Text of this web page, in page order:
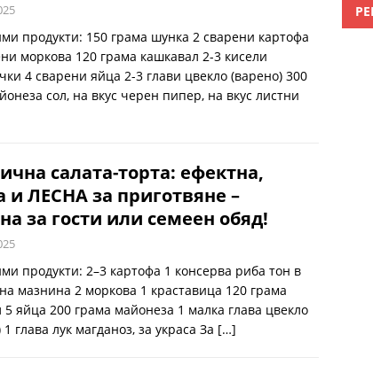
продукти: 150 грама шунка 2 сварени картофа
моркова 120 грама кашкавал 2-3 кисели
4 сварени яйца 2-3 глави цвекло (варено) 300
сол, на вкус черен пипер, на вкус листни
салата-торта: ефектна,
и ЛЕСНА за приготвяне –
за гости или семеен обяд!
продукти: 2–3 картофа 1 консерва риба тон в
мазнина 2 моркова 1 краставица 120 грама
5 яйца 200 грама майонеза 1 малка глава цвекло
глава лук магданоз, за украса За […]